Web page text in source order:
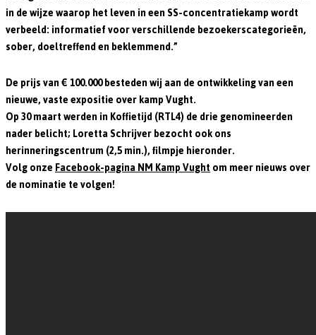
in de wijze waarop het leven in een SS-concentratiekamp wordt
verbeeld: informatief voor verschillende bezoekerscategorieën,
sober, doeltreffend en beklemmend.”
De prijs van € 100.000 besteden wij aan de ontwikkeling van een
nieuwe, vaste expositie over kamp Vught.
Op 30 maart werden in Koffietijd (RTL4) de drie genomineerden
nader belicht; Loretta Schrijver bezocht ook ons
herinneringscentrum (2,5 min.), filmpje hieronder.
Volg onzeFacebook-pagina NM Kamp Vughtom meer nieuws over
de nominatie te volgen!